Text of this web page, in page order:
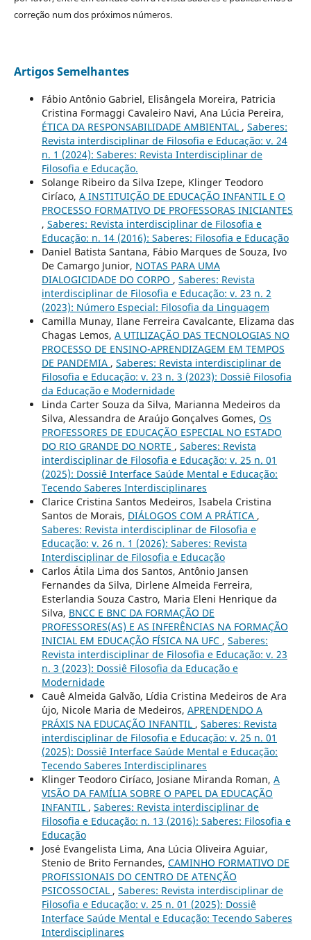
correção num dos próximos números.
Artigos Semelhantes
Fábio Antônio Gabriel, Elisângela Moreira, Patricia
Cristina Formaggi Cavaleiro Navi, Ana Lúcia Pereira,
ÉTICA DA RESPONSABILIDADE AMBIENTAL , Saberes:
Revista interdisciplinar de Filosofia e Educação: v. 24
n. 1 (2024): Saberes: Revista Interdisciplinar de
Filosofia e Educação.
Solange Ribeiro da Silva Izepe, Klinger Teodoro
Ciríaco, A INSTITUIÇÃO DE EDUCAÇÃO INFANTIL E O
PROCESSO FORMATIVO DE PROFESSORAS INICIANTES
, Saberes: Revista interdisciplinar de Filosofia e
Educação: n. 14 (2016): Saberes: Filosofia e Educação
Daniel Batista Santana, Fábio Marques de Souza, Ivo
De Camargo Junior, NOTAS PARA UMA
DIALOGICIDADE DO CORPO , Saberes: Revista
interdisciplinar de Filosofia e Educação: v. 23 n. 2
(2023): Número Especial: Filosofia da Linguagem
Camilla Munay, Ilane Ferreira Cavalcante, Elizama das
Chagas Lemos, A UTILIZAÇÃO DAS TECNOLOGIAS NO
PROCESSO DE ENSINO-APRENDIZAGEM EM TEMPOS
DE PANDEMIA , Saberes: Revista interdisciplinar de
Filosofia e Educação: v. 23 n. 3 (2023): Dossiê Filosofia
da Educação e Modernidade
Linda Carter Souza da Silva, Marianna Medeiros da
Silva, Alessandra de Araújo Gonçalves Gomes, Os
PROFESSORES DE EDUCAÇÃO ESPECIAL NO ESTADO
DO RIO GRANDE DO NORTE , Saberes: Revista
interdisciplinar de Filosofia e Educação: v. 25 n. 01
(2025): Dossiê Interface Saúde Mental e Educação:
Tecendo Saberes Interdisciplinares
Clarice Cristina Santos Medeiros, Isabela Cristina
Santos de Morais, DIÁLOGOS COM A PRÁTICA ,
Saberes: Revista interdisciplinar de Filosofia e
Educação: v. 26 n. 1 (2026): Saberes: Revista
Interdisciplinar de Filosofia e Educação
Carlos Átila Lima dos Santos, Antônio Jansen
Fernandes da Silva, Dirlene Almeida Ferreira,
Esterlandia Souza Castro, Maria Eleni Henrique da
Silva, BNCC E BNC DA FORMAÇÃO DE
PROFESSORES(AS) E AS INFERÊNCIAS NA FORMAÇÃO
INICIAL EM EDUCAÇÃO FÍSICA NA UFC , Saberes:
Revista interdisciplinar de Filosofia e Educação: v. 23
n. 3 (2023): Dossiê Filosofia da Educação e
Modernidade
Cauê Almeida Galvão, Lídia Cristina Medeiros de Ara
´´ujo, Nicole Maria de Medeiros, APRENDENDO A
PRÁXIS NA EDUCAÇÃO INFANTIL , Saberes: Revista
interdisciplinar de Filosofia e Educação: v. 25 n. 01
(2025): Dossiê Interface Saúde Mental e Educação:
Tecendo Saberes Interdisciplinares
Klinger Teodoro Ciríaco, Josiane Miranda Roman, A
VISÃO DA FAMÍLIA SOBRE O PAPEL DA EDUCAÇÃO
INFANTIL , Saberes: Revista interdisciplinar de
Filosofia e Educação: n. 13 (2016): Saberes: Filosofia e
Educação
José Evangelista Lima, Ana Lúcia Oliveira Aguiar,
Stenio de Brito Fernandes, CAMINHO FORMATIVO DE
PROFISSIONAIS DO CENTRO DE ATENÇÃO
PSICOSSOCIAL , Saberes: Revista interdisciplinar de
Filosofia e Educação: v. 25 n. 01 (2025): Dossiê
Interface Saúde Mental e Educação: Tecendo Saberes
Interdisciplinares